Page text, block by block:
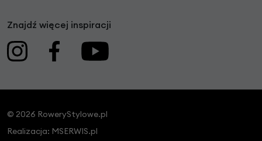
Znajdź więcej inspiracji
© 2026 RoweryStylowe.pl
Realizacja: MSERWIS.pl